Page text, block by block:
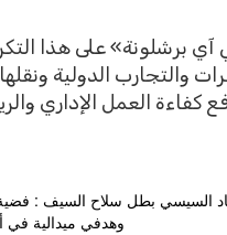
برشلونة» على هذا
والتجارب الدولية
كفاءة العمل الإداري
السيسي بطل سلاح السيف :
وهدفي ميدالية في